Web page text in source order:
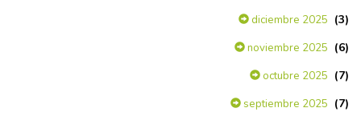
diciembre 2025 (3)
noviembre 2025 (6)
octubre 2025 (7)
septiembre 2025 (7)